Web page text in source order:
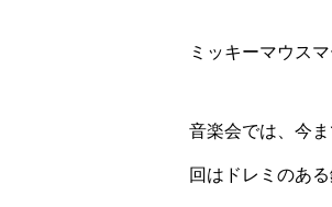
ミッキーマウス
音楽会では、今
回はドレミのあ